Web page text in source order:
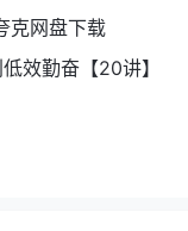
克网盘下载
效勤奋【20讲】